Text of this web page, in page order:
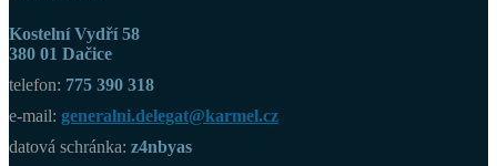
Kostelní Vydří 58
380 01 Dačice
telefon: 775 390 318
e-mail: generalni.delegat@karmel.cz
datová schránka: z4nbyas